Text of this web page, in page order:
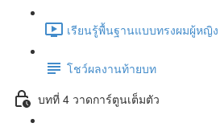
เรียนรู้พื้นฐานแบบทรงผมผู้หญิง
โชว์ผลงานท้ายบท
บทที่ 4 วาดการ์ตูนเต็มตัว